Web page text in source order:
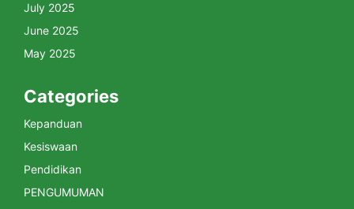
July 2025
June 2025
May 2025
Categories
Kepanduan
Kesiswaan
Pendidikan
PENGUMUMAN